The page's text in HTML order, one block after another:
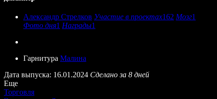
Александр Стрелков Участие в проектах162 Мозг1
Фото дня1 Награды1
Гарнитура Малина
Дата выпуска: 16.01.2024 Сделано за 8 дней
Еще
Торговля